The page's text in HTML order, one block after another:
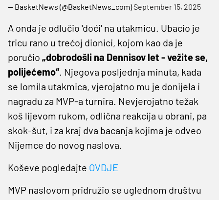
— BasketNews (@BasketNews_com)September 15, 2025
A onda je odlučio 'doći' na utakmicu. Ubacio je
tricu rano u trećoj dionici, kojom kao da je
poručio „dobrodošli na Dennisov let - vežite se,
polijećemo“. Njegova posljednja minuta, kada
se lomila utakmica, vjerojatno mu je donijela i
nagradu za MVP-a turnira. Nevjerojatno težak
koš lijevom rukom, odlična reakcija u obrani, pa
skok-šut, i za kraj dva bacanja kojima je odveo
Nijemce do novog naslova.
Koševe pogledajte OVDJE
MVP naslovom pridružio se uglednom društvu